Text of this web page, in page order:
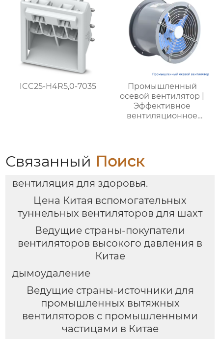
ICC25-H4R5,0-7035
Промышленный
осевой вентилятор |
Эффективное
вентиляционное
Связанный Поиск
вентиляция для здоровья.
Цена Китая вспомогательных
туннельных вентиляторов для шахт
Ведущие страны-покупатели
вентиляторов высокого давления в
Китае
дымоудаление
Ведущие страны-источники для
промышленных вытяжных
вентиляторов с промышленными
частицами в Китае